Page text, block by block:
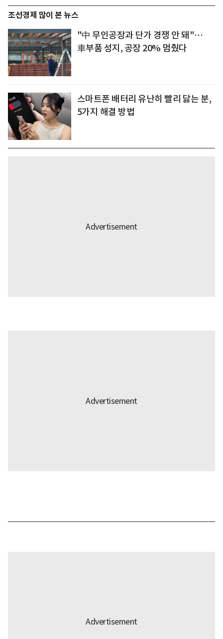
조선경제 많이 본 뉴스
"中 무인공장과 단가 경쟁 안 돼"…
車부품 성지, 공장 20% 멈췄다
스마트폰 배터리 유난히 빨리 닳는 분,
5가지 해결 방법